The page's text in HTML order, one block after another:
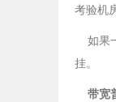
考验机
如果
挂。
带宽